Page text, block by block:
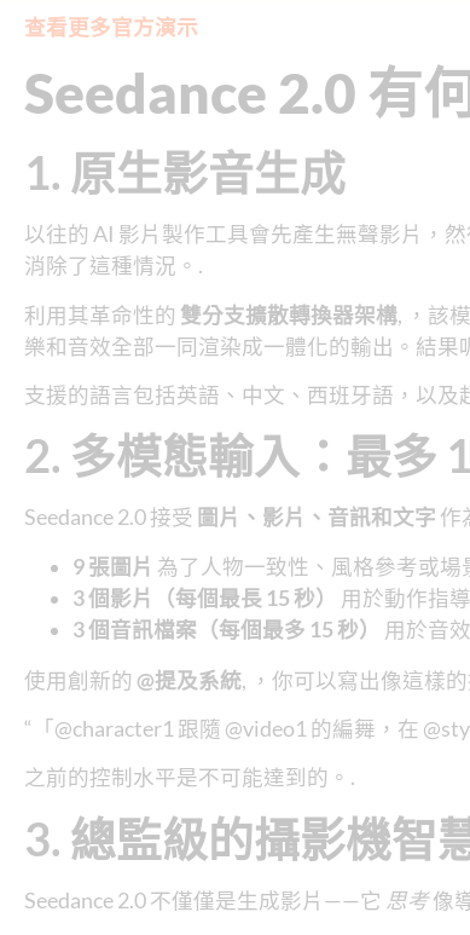
查看更多官方演示
Seedance 2.0 有
1. 原生影音生成
以往的 AI 影片製作工具會先產生無聲影片，
消除了這種情況。.
利用其革命性的 雙分支擴散轉換器架構, ，該
樂和音效全部一同渲染成一體化的輸出。結果
支援的語言包括英語、中文、西班牙語，以
2. 多模態輸入：最多
Seedance 2.0 接受 圖片、影片、音訊和文字 作
9 張圖片 為了人物一致性、風格參考或場
3 個影片（每個最長 15 秒）
用於動作指
3 個音訊檔案（每個最多 15 秒）
用於音
使用創新的 @提及系統, ，你可以寫出像這樣的
“「@character1 跟隨 @video1 的編舞，在
之前的控制水平是不可能達到的。.
3. 總監級的攝影機智
Seedance 2.0 不僅僅是生成影片——它 思考像